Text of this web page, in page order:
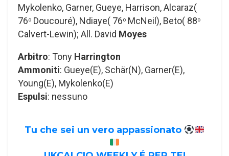
Mykolenko, Garner, Gueye, Harrison, Alcaraz(
76o Doucouré), Ndiaye( 76o McNeil), Beto( 88o
Calvert-Lewin); All. David Moyes
Arbitro: Tony Harrington
Ammoniti: Gueye(E), Schär(N), Garner(E),
Young(E), Mykolenko(E)
Espulsi: nessuno
Tu che sei un vero appassionato